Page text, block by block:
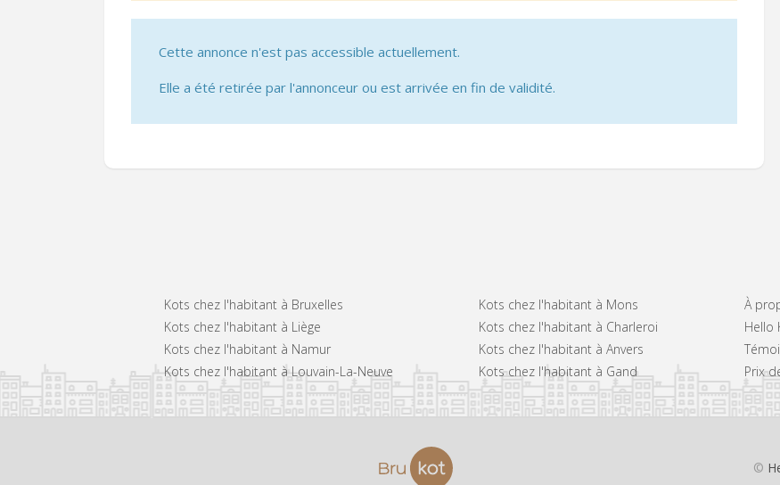
Cette annonce n'est pas accessible actuellement.
Elle a été retirée par l'annonceur ou est arrivée en fin de validité.
Kots chez l'habitant à Bruxelles
Kots chez l'habitant à Liège
Kots chez l'habitant à Namur
Kots chez l'habitant à Louvain-La-Neuve
Kots chez l'habitant à Mons
Kots chez l'habitant à Charleroi
Kots chez l'habitant à Anvers
Kots chez l'habitant à Gand
À
Hello
Prix
©